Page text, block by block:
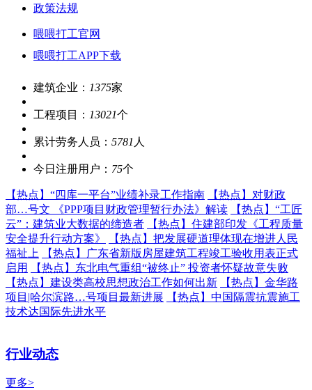
政策法规
喂喂打工官网
喂喂打工APP下载
建筑企业： 1375家
工程项目： 13021个
累计劳务人员： 5781 人
今日注册用户： 75个
【热点】 “四库一平台”业绩补录工作指南 【热点】 对财政
部…号文 《PPP项目财政管理暂行办法》解读
【热点】 “工匠
云”：建筑业大数据的缔造者
【热点】 住建部印发《工程质量
安全提升行动方案》
【热点】 把发展硬道理体现在增进人民
福祉上
【热点】
广东省新版房屋建筑工程竣工验收用表正式
启用
【热点】 东北电气重组“被终止” 投资者怀疑故意失败
【热点】 建设类高校思想政治工作如何出新 【热点】 金华路
项目|哈尔滨路…号项目最新进展
【热点】 中国隔震抗震施工
技术达国际先进水平
行业动态
更多>